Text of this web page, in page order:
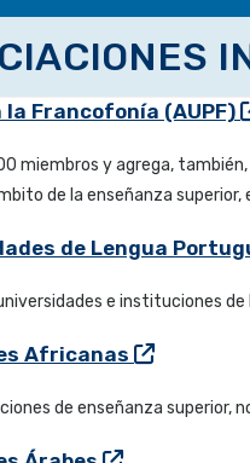
Francofonía (AUPF)
miembros y agrega,
de la enseñanza
de Lengua
e instituciones de
Africanas
de enseñanza superior,